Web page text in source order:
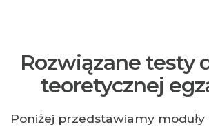
Rozwiązane testy
teoretycznej
Poniżej przedstawiamy